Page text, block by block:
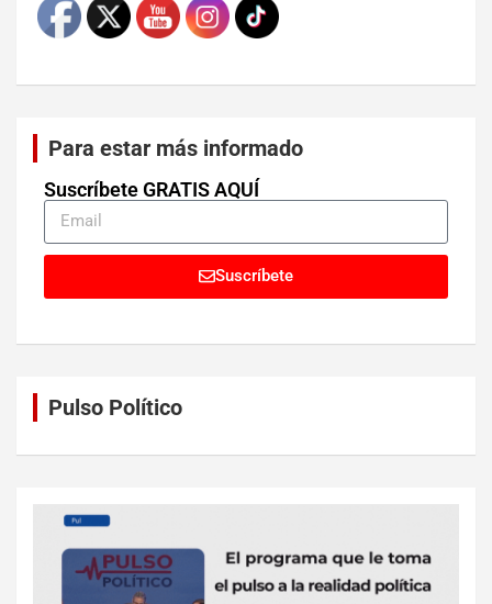
Para estar más informado
Suscríbete GRATIS AQUÍ
Suscríbete
Pulso Político